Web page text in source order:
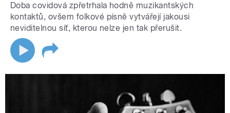
Doba covidová zpřetrhala hodně muzikantských
kontaktů, ovšem folkové písně vytvářejí jakousi
neviditelnou síť, kterou nelze jen tak přerušit.